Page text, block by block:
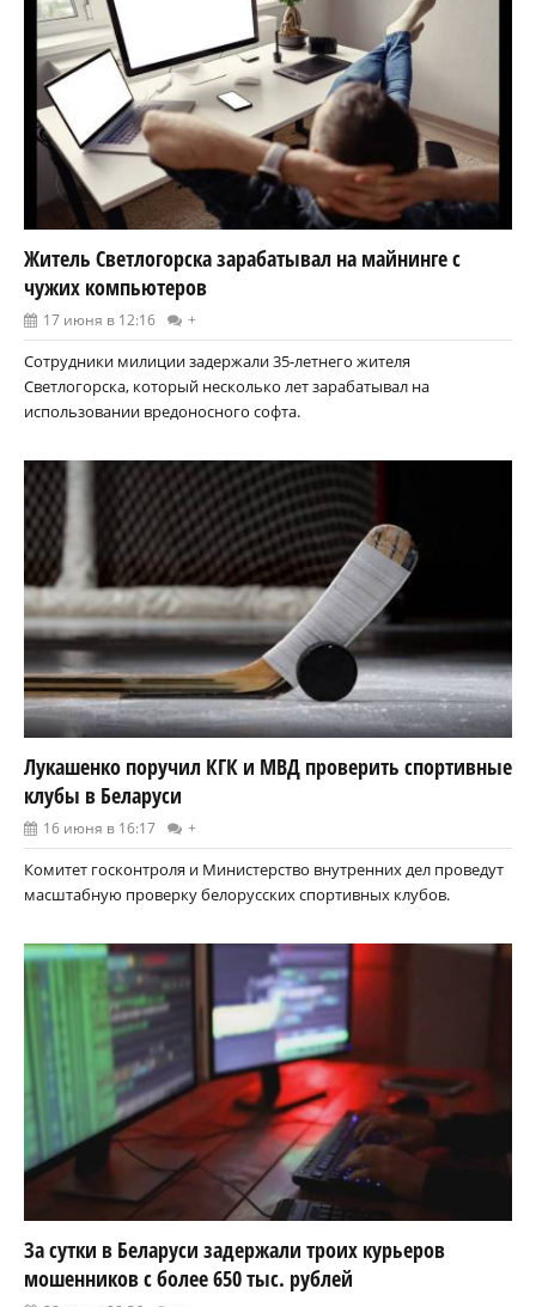
Житель Светлогорска зарабатывал на майнинге с
чужих компьютеров
17 июня в 12:16 +
Сотрудники милиции задержали 35-летнего жителя
Светлогорска, который несколько лет зарабатывал на
использовании вредоносного софта.
Лукашенко поручил КГК и МВД проверить спортивные
клубы в Беларуси
16 июня в 16:17 +
Комитет госконтроля и Министерство внутренних дел проведут
масштабную проверку белорусских спортивных клубов.
За сутки в Беларуси задержали троих курьеров
мошенников с более 650 тыс. рублей